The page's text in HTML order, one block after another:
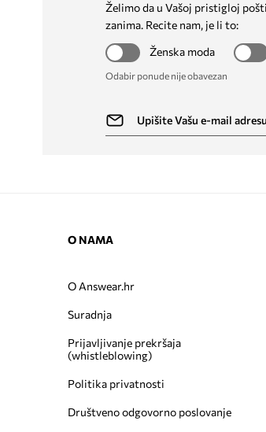
Želimo da u Vašoj pristigloj
zanima. Recite nam, je li to:
Ženska moda
Odabir ponude nije obavezan
O NAMA
O Answear.hr
Suradnja
Prijavljivanje prekršaja
(whistleblowing)
Politika privatnosti
Društveno odgovorno poslovanje